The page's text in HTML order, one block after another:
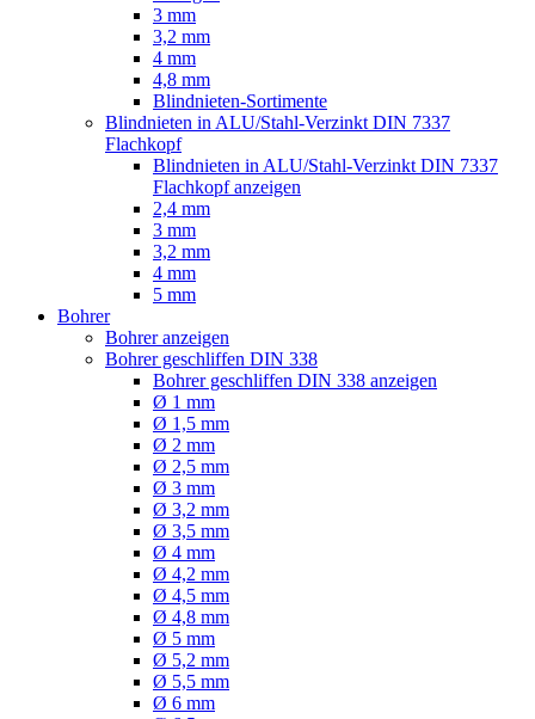
3 mm
3,2 mm
4 mm
4,8 mm
Blindnieten-Sortimente
Blindnieten in ALU/Stahl-Verzinkt DIN 7337
Flachkopf
Blindnieten in ALU/Stahl-Verzinkt DIN 7337
Flachkopf anzeigen
2,4 mm
3 mm
3,2 mm
4 mm
5 mm
Bohrer
Bohrer anzeigen
Bohrer geschliffen DIN 338
Bohrer geschliffen DIN 338 anzeigen
Ø 1 mm
Ø 1,5 mm
Ø 2 mm
Ø 2,5 mm
Ø 3 mm
Ø 3,2 mm
Ø 3,5 mm
Ø 4 mm
Ø 4,2 mm
Ø 4,5 mm
Ø 4,8 mm
Ø 5 mm
Ø 5,2 mm
Ø 5,5 mm
Ø 6 mm